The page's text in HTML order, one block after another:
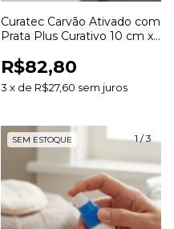
Curatec Carvão Ativado com
Prata Plus Curativo 10 cm x
R$82,80
3 x de R$27,60 sem juros
1/3
SEM ESTOQUE